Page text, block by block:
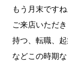
もう月末です
ご来店いただ
持つ、転職、
などこの時期な